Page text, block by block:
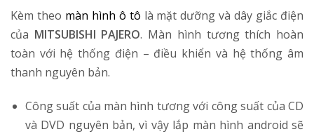
Kèm theo màn hình ô tô là mặt dưỡng và dây giắc điện
của MITSUBISHI PAJERO. Màn hình tương thích hoàn
toàn với hệ thống điện – điều khiển và hệ thống âm
thanh nguyên bản.
Công suất của màn hình tương với công suất của CD
và DVD nguyên bản, vì vậy lắp màn hình android sẽ